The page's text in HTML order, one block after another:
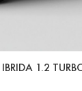
IBRIDA 1.2